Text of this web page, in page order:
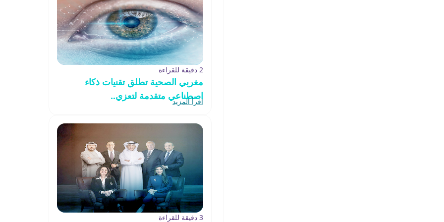
2 دقيقة للقراءة
مغربي الصحية تطلق تقنيات ذكاء
اصطناعي متقدمة لتعزي..
اقرأ المزيد
3 دقيقة للقراءة